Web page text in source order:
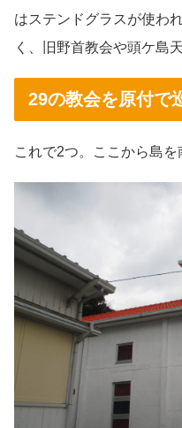
はステンドグラスが使わ
く、旧野首教会や頭ケ島
29の教会を原付で
これで2つ。ここから島を